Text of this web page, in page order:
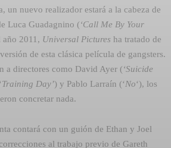
un nuevo realizador estará a la cabeza de
Luca Guadagnino (‘Call Me By Your
año 2011, Universal Pictures ha tratado de
de esta clásica película de gangsters.
a directores como David Ayer (‘Suicide
Training Day’) y Pablo Larraín (‘No‘), los
concretar nada.
contará con un guión de Ethan y Joel
al trabajo previo de Gareth